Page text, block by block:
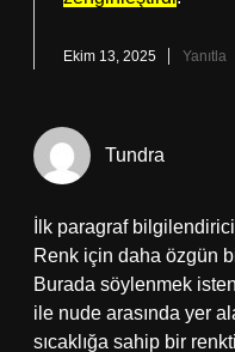
Ekim 13, 2025 Yanıtla
Tundra
İlk paragraf
Renk için daha özgün
Burada söylenmek
ile nude arasında yer
sıcaklığa sahip bir